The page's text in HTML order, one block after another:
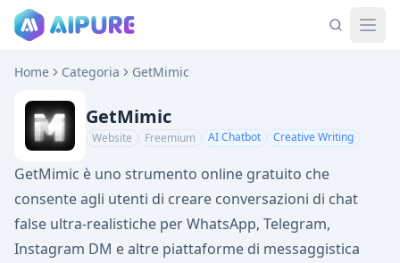
Home Categoria GetMimic
GetMimic
Website Freemium AI Chatbot Creative Writing
GetMimic è uno strumento online gratuito che
consente agli utenti di creare conversazioni di chat
false ultra-realistiche per WhatsApp, Telegram,
Instagram DM e altre piattaforme di messaggistica